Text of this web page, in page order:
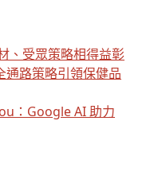
、受眾策略相得益彰
路策略引領保健品
：Google AI 助力